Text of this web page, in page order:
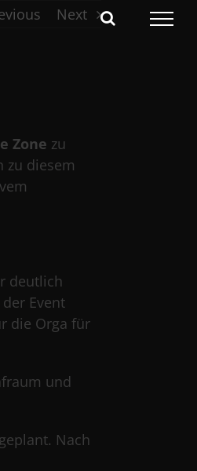
Next
Zone zu
zu diesem
deutlich
Event
die Orga für
und
Nach